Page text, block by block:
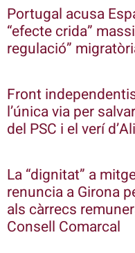
Portugal acusa
“efecte crida”
regulació”
Front
l’única via per
del PSC i el verí
La “dignitat” a
renuncia a Girona
als càrrecs
Consell Comarcal